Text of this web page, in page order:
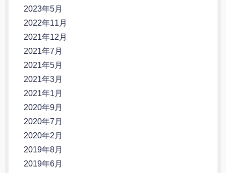
2023年5月
2022年11月
2021年12月
2021年7月
2021年5月
2021年3月
2021年1月
2020年9月
2020年7月
2020年2月
2019年8月
2019年6月